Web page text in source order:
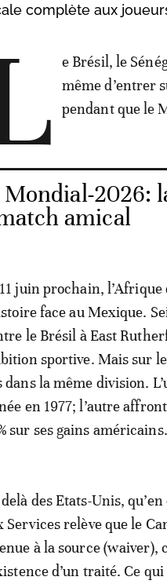
complète aux
e Brésil, le
même d’entrer
pendant que le
Mondial-2026:
amical
juin prochain,
face au Mexique.
le Brésil à East
sportive. Mais sur
dans la même division.
en 1977; l’autre
sur ses gains américains.
des Etats-Unis,
Services relève que le
à la source (waiver),
d’un traité. Ce